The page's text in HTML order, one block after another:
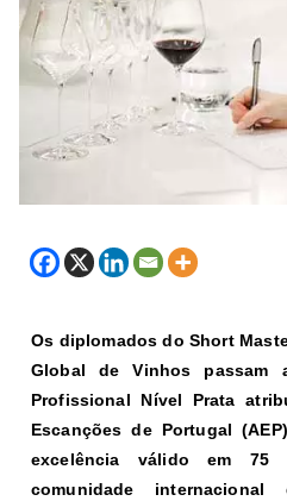
Os diplomados do Short
Global de Vinhos passam
Profissional Nível Prata
Escanções de Portugal
excelência válido em
comunidade